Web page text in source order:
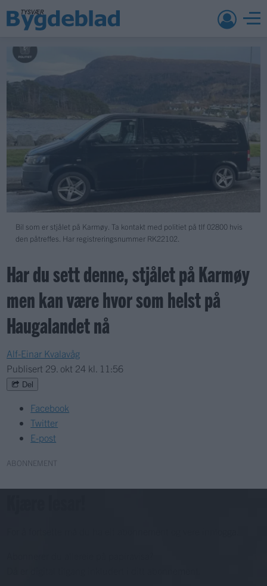
Bil som er stjålet på Karmøy. Ta kontakt med politiet på tlf 02800 hvis
den påtreffes. Har registreringsnummer RK22102.
Har du sett denne, stjålet på Karmøy
men kan være hvor som helst på
Haugalandet nå
Alf-Einar Kvalavåg
Publisert 29. okt 24 kl. 11:56
Del
Facebook
Twitter
E-post
ABONNEMENT